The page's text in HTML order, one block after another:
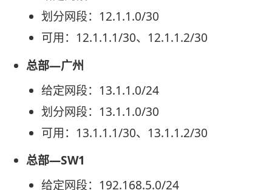
划分网段：12.1.1.0/30
可用：12.1.1.1/30、12.1.1.2/30
总部—广州
给定网段：13.1.1.0/24
划分网段：13.1.1.0/30
可用：13.1.1.1/30、13.1.1.2/30
总部—SW1
给定网段：192.168.5.0/24